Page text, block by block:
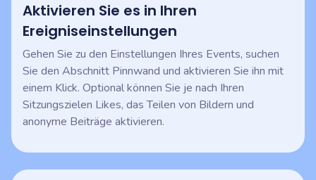
Aktivieren Sie es in Ihren
Ereigniseinstellungen
Gehen Sie zu den Einstellungen Ihres Events, suchen
Sie den Abschnitt Pinnwand und aktivieren Sie ihn mit
einem Klick. Optional können Sie je nach Ihren
Sitzungszielen Likes, das Teilen von Bildern und
anonyme Beiträge aktivieren.